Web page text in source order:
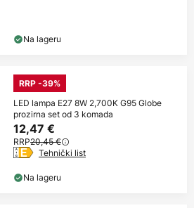
Na lageru
RRP -39%
LED lampa E27 8W 2,700K G95 Globe
prozirna set od 3 komada
12,47 €
RRP20,45 €
Tehnički list
Na lageru